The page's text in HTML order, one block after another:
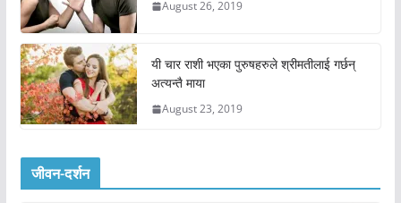
August 26, 2019
यी चार राशी भएका पुरुषहरुले श्रीमतीलाई गर्छन्
अत्यन्तै माया
August 23, 2019
जीवन-दर्शन